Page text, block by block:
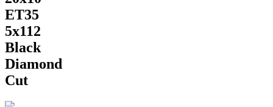
ET35
5x112
Black
Diamond
Cut